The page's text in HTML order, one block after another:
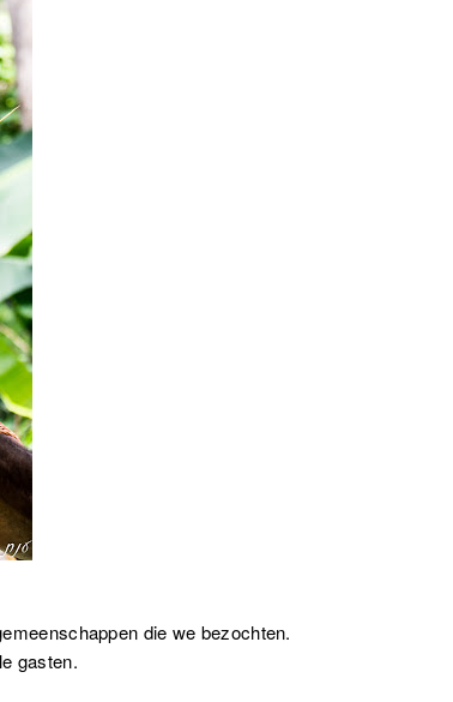
die we bezochten.
gasten.